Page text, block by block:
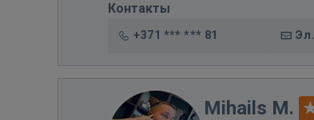
Контакты
+371 *** *** 81
Mihails M.